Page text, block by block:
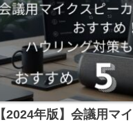
【2024年版】会議用マ